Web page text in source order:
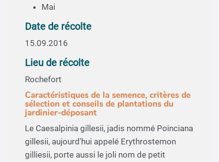
Mai
Date de récolte
15.09.2016
Lieu de récolte
Rochefort
Caractéristiques de la semence, critères de
sélection et conseils de plantations du
jardinier-déposant
Le Caesalpinia gillesii, jadis nommé Poinciana
gillesii, aujourd'hui appelé Erythrostemon
gilliesii, porte aussi le joli nom de petit